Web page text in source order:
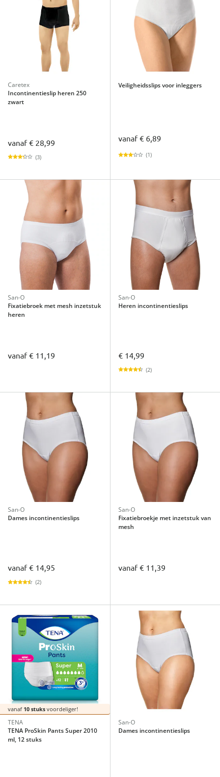
Caretex
Incontinentieslip heren 250
zwart
vanaf€ 28,99
(3)
Veiligheidsslips voor inleggers
vanaf€ 6,89
(1)
San-O
Fixatiebroek met mesh inzetstuk
heren
vanaf€ 11,19
San-O
Heren incontinentieslips
€ 14,99
(2)
San-O
Dames incontinentieslips
vanaf€ 14,95
(2)
San-O
Fixatiebroekje met inzetstuk van
mesh
vanaf€ 11,39
vanaf 10 stuks voordeliger!
TENA
TENA ProSkin Pants Super 2010
ml, 12 stuks
San-O
Dames incontinentieslips